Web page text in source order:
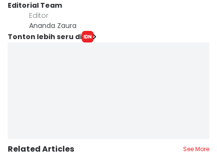
Editorial Team
Editor
Ananda Zaura
Tonton lebih seru di
Related Articles See More